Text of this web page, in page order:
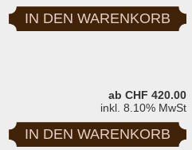
ab CHF 420.00
inkl. 8.10% MwSt